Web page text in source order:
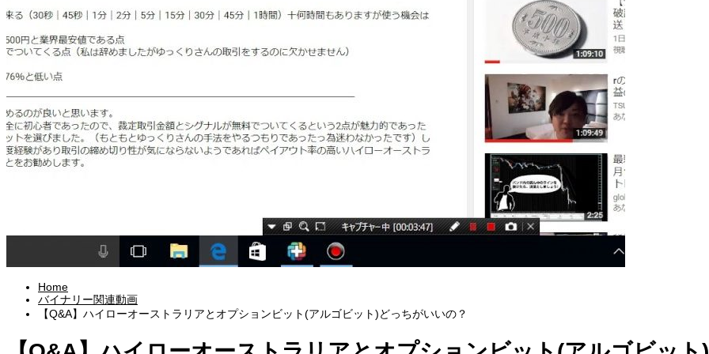
Home
バイナリー関連動画
【Q&A】ハイローオーストラリアとオプションビット(アルゴビット)どっちがいいの？